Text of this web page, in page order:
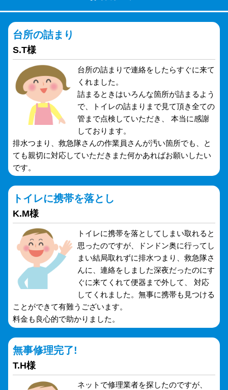
台所の詰まり
S.T様
台所の詰まりで連絡をしたらすぐに来て
くれました。
詰まるときはいろんな箇所が詰まるよう
で、トイレの詰まりまで見て頂き全ての
管まで点検していただき、 本当に感謝
しております。
排水つまり、救急隊さんの作業員さんが汚い箇所でも、と
ても親切に対応していただきまた何かあればお願いしたい
です。
トイレに携帯を落とし
K.M様
トイレに携帯を落としてしまい取れると
思ったのですが、ドンドン奥に行ってし
まい結局取れずに排水つまり、救急隊さ
んに、連絡をしました深夜だったのにす
ぐに来てくれて便器まで外して、 対応
してくれました。無事に携帯も見つける
ことができて有難うございます。
料金も良心的で助かりました。
無事修理完了!
T.H様
ネットで修理業者を探したのですが、